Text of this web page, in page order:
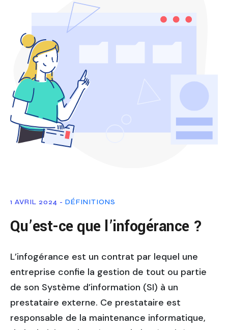
1 AVRIL 2024 - DÉFINITIONS
Qu’est-ce que l’infogérance ?
L’infogérance est un contrat par lequel une
entreprise confie la gestion de tout ou partie
de son Système d’information (SI) à un
prestataire externe. Ce prestataire est
responsable de la maintenance informatique,